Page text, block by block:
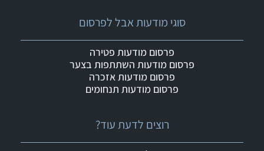
רוצים לדעת עוד?
סוגי מודעות אבל לפרסום
פרסום מודעות פטירה
פרסום מודעות השתתפות בצער
פרסום מודעות אזכרה
פרסום מודעות תנחומים